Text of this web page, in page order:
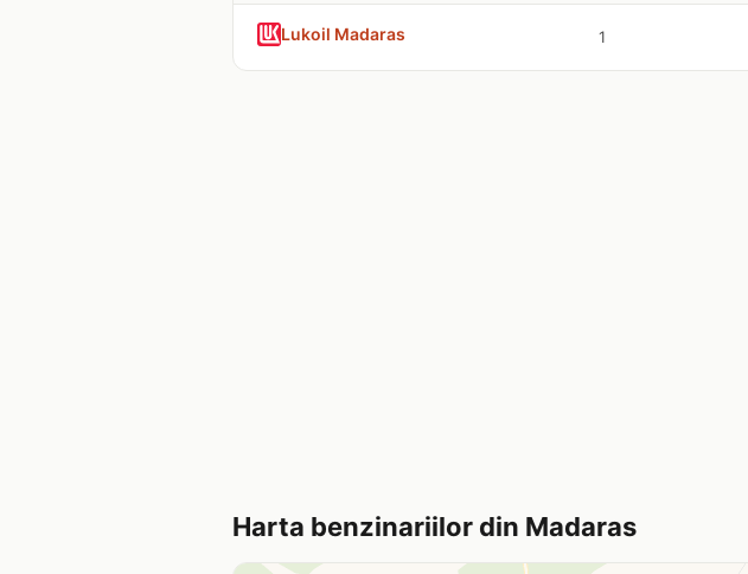
Lukoil Madaras 1
Harta benzinariilor din Madaras